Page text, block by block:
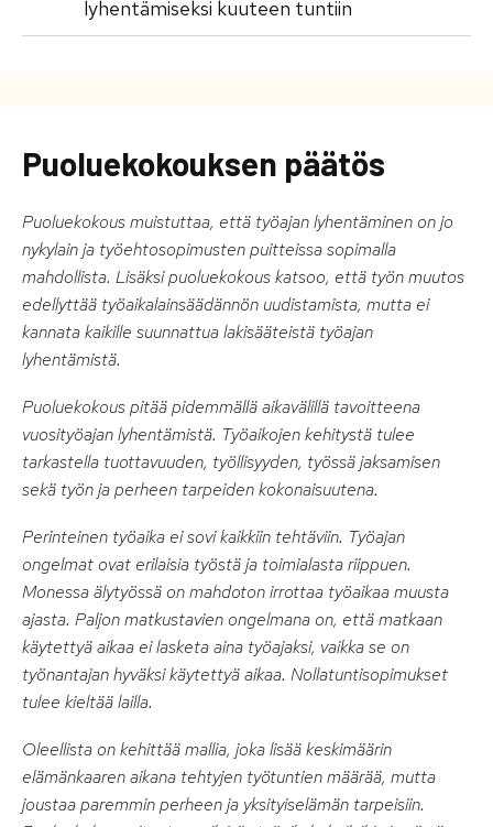
lyhentämiseksi kuuteen tuntiin
Puoluekokouksen päätös
Puoluekokous muistuttaa, että työajan lyhentäminen on jo
nykylain ja työehtosopimusten puitteissa sopimalla
mahdollista. Lisäksi puoluekokous katsoo, että työn muutos
edellyttää työaikalainsäädännön uudistamista, mutta ei
kannata kaikille suunnattua lakisääteistä työajan
lyhentämistä.
Puoluekokous pitää pidemmällä aikavälillä tavoitteena
vuosityöajan lyhentämistä. Työaikojen kehitystä tulee
tarkastella tuottavuuden, työllisyyden, työssä jaksamisen
sekä työn ja perheen tarpeiden kokonaisuutena.
Perinteinen työaika ei sovi kaikkiin tehtäviin. Työajan
ongelmat ovat erilaisia työstä ja toimialasta riippuen.
Monessa älytyössä on mahdoton irrottaa työaikaa muusta
ajasta. Paljon matkustavien ongelmana on, että matkaan
käytettyä aikaa ei lasketa aina työajaksi, vaikka se on
työnantajan hyväksi käytettyä aikaa. Nollatuntisopimukset
tulee kieltää lailla.
Oleellista on kehittää mallia, joka lisää keskimäärin
elämänkaaren aikana tehtyjen työtuntien määrää, mutta
joustaa paremmin perheen ja yksityiselämän tarpeisiin.